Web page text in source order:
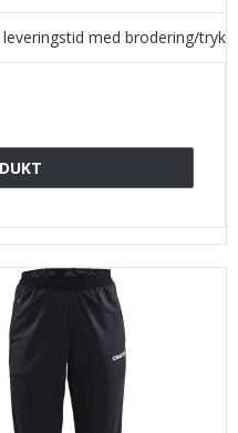
leveringstid med brodering/tryk